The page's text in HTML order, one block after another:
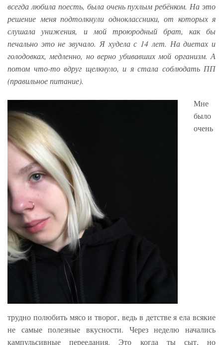
всегда любила поесть, была очень пухлым ребёнком. На это
решение меня подтолкнули одноклассники, от которых я
слушала унижения, и мой троюродный брат, как бы
печально это не звучало. Я худела с 14 лет. На диетах и
голодовках, медленно, но верно убивавших мой организм. А
потом что-то вдруг щелкнуло, и я стала соблюдать ПП
(правильное питание).
Мне
было
очень
трудно полюбить мясо и творог, ведь в детстве я ела всякие
не самые полезные вкусности. Через неделю начались
кампульсивные переедания. Это когда ты сыт, но